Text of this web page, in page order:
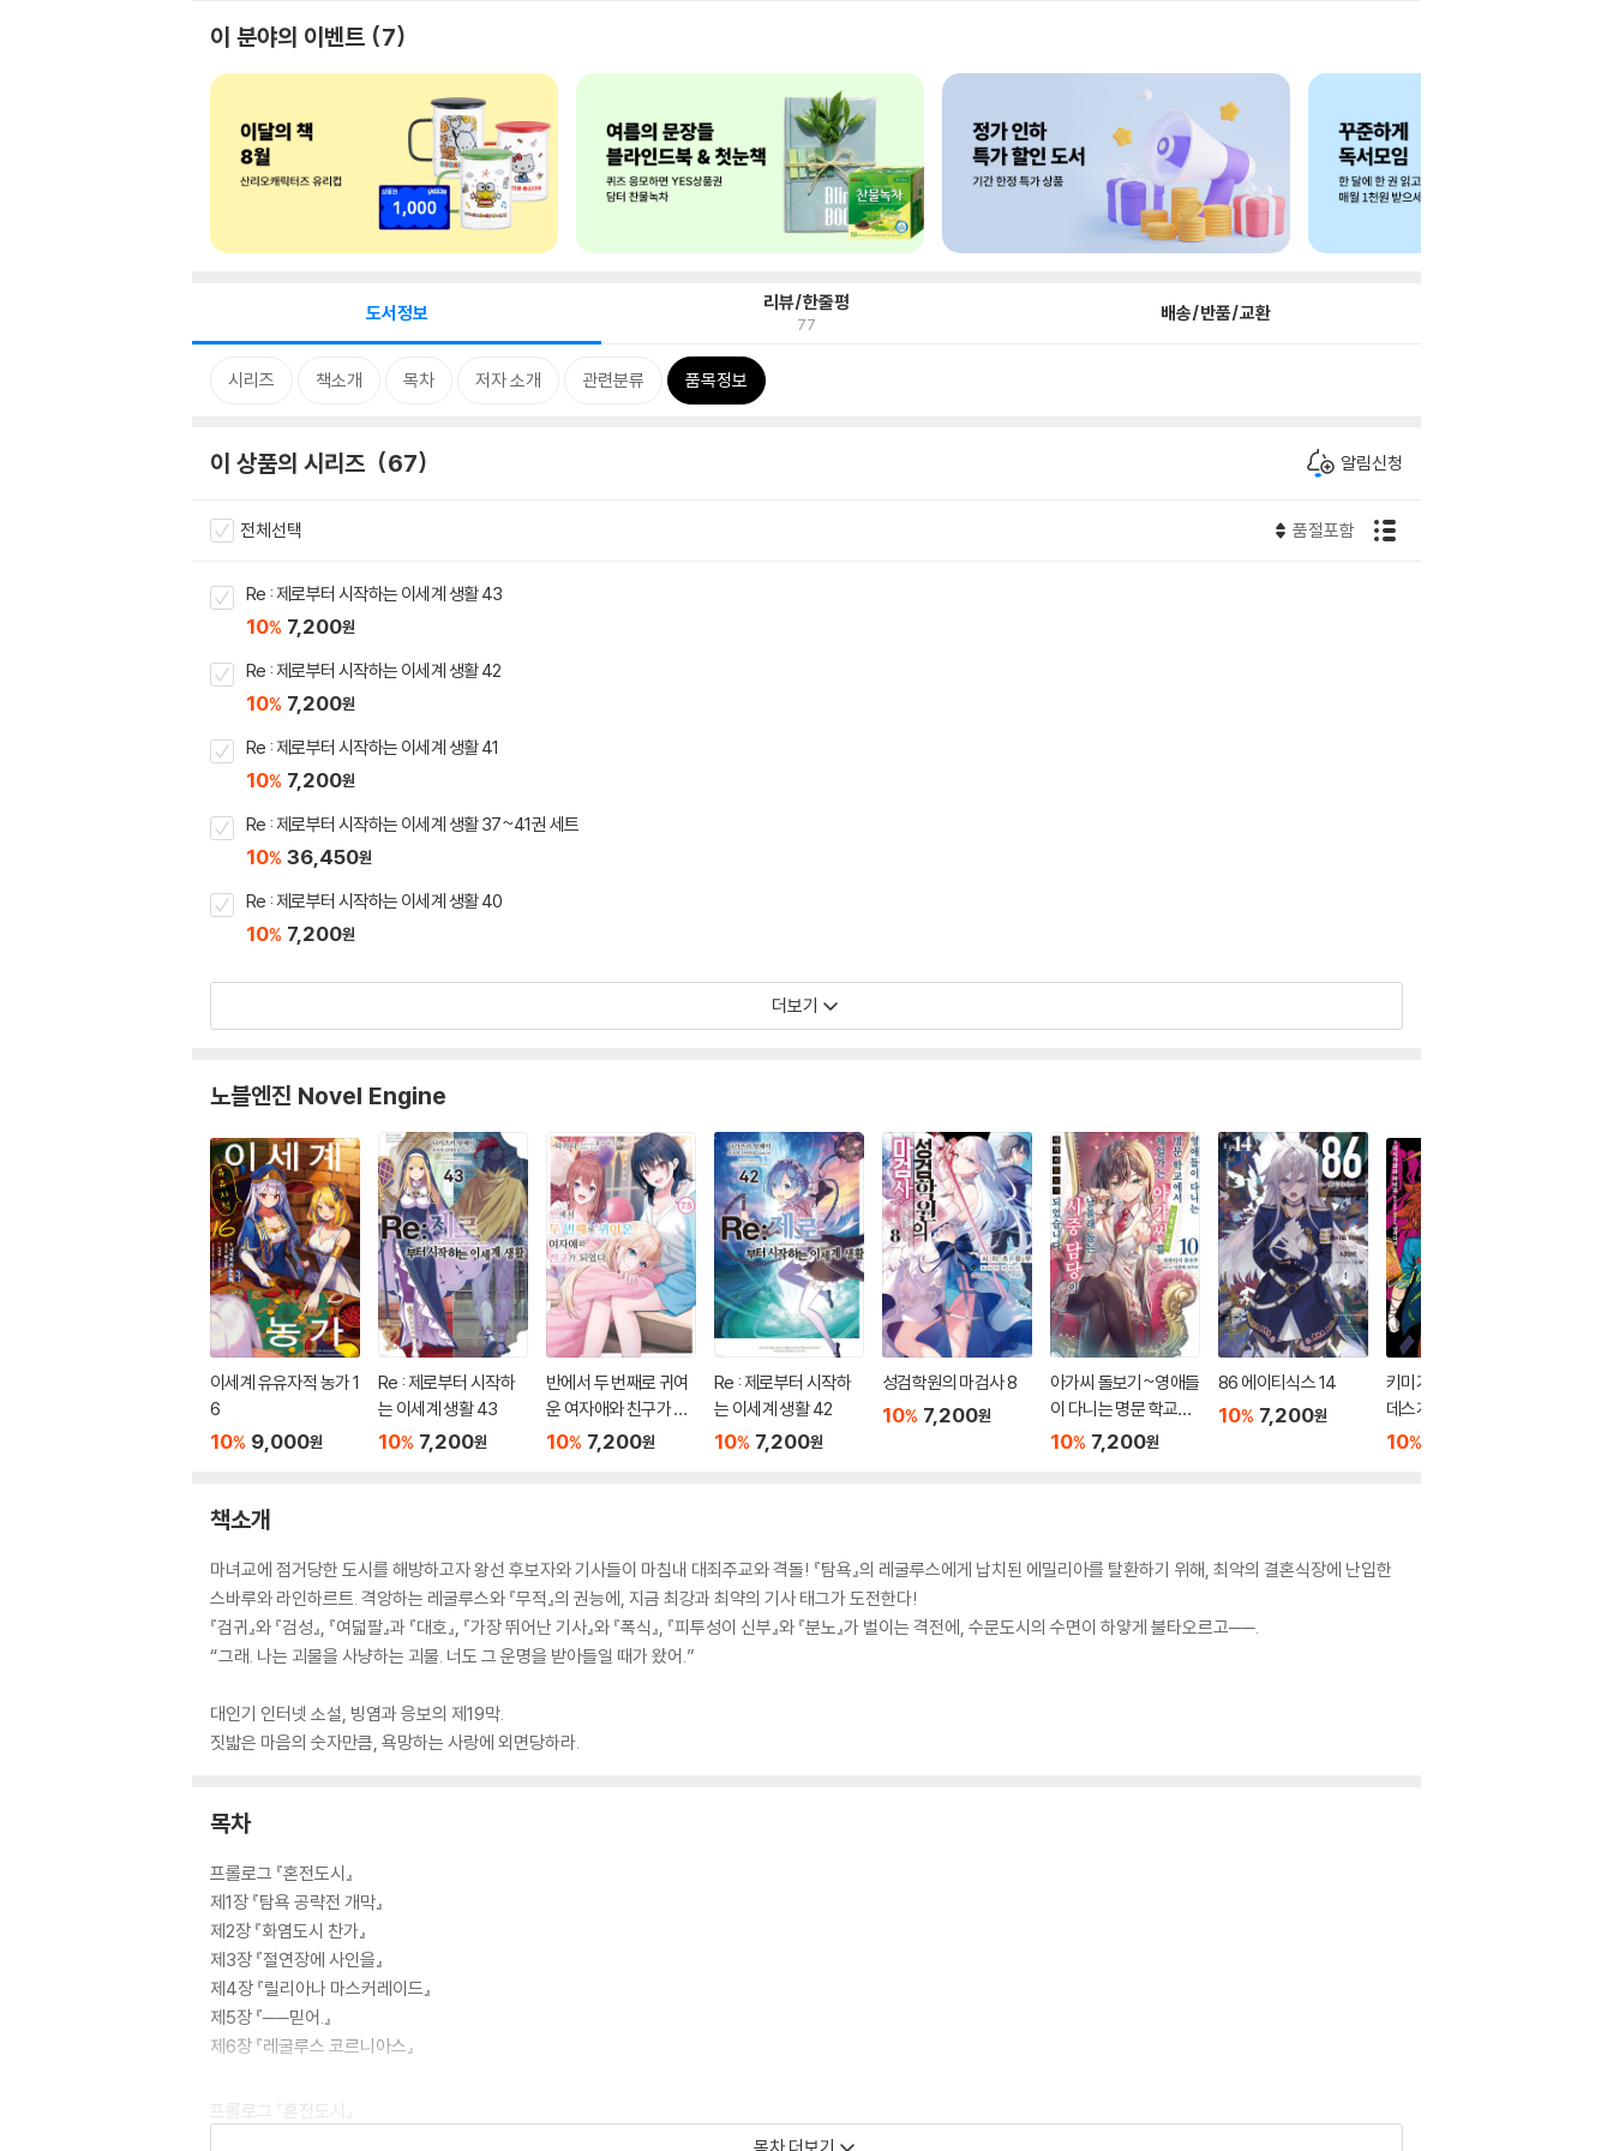
이 분야의 이벤트 7
도서정보 리뷰/한줄평
77 배송/반품/교환
시리즈 책소개 목차 저자 소개 관련분류 품목정보
이 상품의 시리즈 67 알림신청
전체선택 품절포함
Re : 제로부터 시작하는 이세계 생활 43
10% 7,200원
Re : 제로부터 시작하는 이세계 생활 42
10% 7,200원
Re : 제로부터 시작하는 이세계 생활 41
10% 7,200원
Re : 제로부터 시작하는 이세계 생활 37~41권 세트
10% 36,450원
Re : 제로부터 시작하는 이세계 생활 40
10% 7,200원
더보기
노블엔진 Novel Engine
이세계 유유자적 농가 1
6
10% 9,000원
Re : 제로부터 시작하
는 이세계 생활 43
10% 7,200원
반에서 두 번째로 귀여
운 여자애와 친구가 되
었다 7.5
10% 7,200원
Re : 제로부터 시작하
는 이세계 생활 42
10% 7,200원
성검학원의 마검사 8
10% 7,200원
아가씨 돌보기~영애들
이 다니는 명문 학교에
서 제일가는 아가씨(생
10% 7,200원
86 에이티식스 14
10% 7,200원
키미가시네 ─다수결
데스게임─ SIDE 죠
10%
책소개
마녀교에 점거당한 도시를 해방하고자 왕선 후보자와 기사들이 마침내 대죄주교와 격돌! 『탐욕』의 레굴루스에게 납치된 에밀리아를 탈환하기 위해, 최악의 결혼식장에 난입한
스바루와 라인하르트. 격앙하는 레굴루스와 『무적』의 권능에, 지금 최강과 최약의 기사 태그가 도전한다!
『검귀』와 『검성』, 『여덟팔』과 『대호』, 『가장 뛰어난 기사』와 『폭식』, 『피투성이 신부』와 『분노』가 벌이는 격전에, 수문도시의 수면이 하얗게 불타오르고──.
“그래. 나는 괴물을 사냥하는 괴물. 너도 그 운명을 받아들일 때가 왔어.”
대인기 인터넷 소설, 빙염과 응보의 제19막.
짓밟은 마음의 숫자만큼, 욕망하는 사랑에 외면당하라.
목차
프롤로그 『혼전도시』
제1장 『탐욕 공략전 개막』
제2장 『화염도시 찬가』
제3장 『절연장에 사인을』
제4장 『릴리아나 마스커레이드』
제5장 『──믿어.』
제6장 『레굴루스 코르니아스』
프롤로그 『혼전도시』